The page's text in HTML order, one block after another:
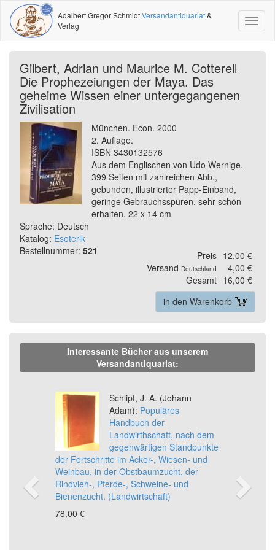
Adalbert Gregor SchmidtVersandantiquariat&
Verlag
Gilbert, Adrian und Maurice M. Cotterell
Die Prophezeiungen der Maya. Das
geheime Wissen einer untergegangenen
Zivilisation
München. Econ. 2000
2. Auflage.
ISBN 3430132576
Aus dem Englischen von Udo Wernige.
399 Seiten mit zahlreichen Abb.,
gebunden, illustrierter Papp-Einband,
geringe Gebrauchsspuren, sehr schön
erhalten. 22 x 14 cm
Sprache: Deutsch
Katalog: Esoterik
Bestellnummer: 521 Preis 12,00 €
Versand Deutschland
4,00 €
Gesamt 16,00 €
in den Warenkorb
Interessante Bücher aus unserem
Versandantiquariat:
Schlipf, J. A. (Johann
Adam): Populäres
Handbuch der
Landwirthschaft, nach dem
gegenwärtigen Standpunkte
der Fortschritte im Acker-, Wiesen- und
Weinbau, in der Obstbaumzucht, der
Rindvieh-, Pferde-, Schweine- und
Bienenzucht. (Landwirtschaft)
78,00 €
Previous